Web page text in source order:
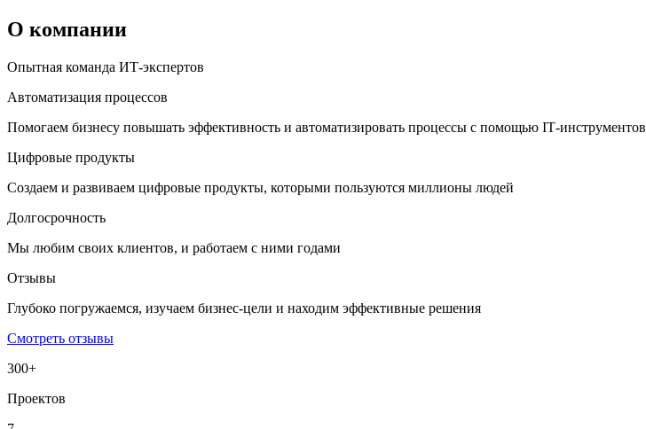
О компании
Опытная команда ИТ‑экспертов
Автоматизация процессов
Помогаем бизнесу повышать эффективность и автоматизировать процессы с помощью IT‑инструментов
Цифровые продукты
Создаем и развиваем цифровые продукты, которыми пользуются миллионы людей
Долгосрочность
Мы любим своих клиентов, и работаем с ними годами
Отзывы
Глубоко погружаемся, изучаем бизнес-цели и находим эффективные решения
Смотреть отзывы
300+
Проектов